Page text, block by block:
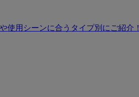
使用シーンに合うタイプ別にご紹介！